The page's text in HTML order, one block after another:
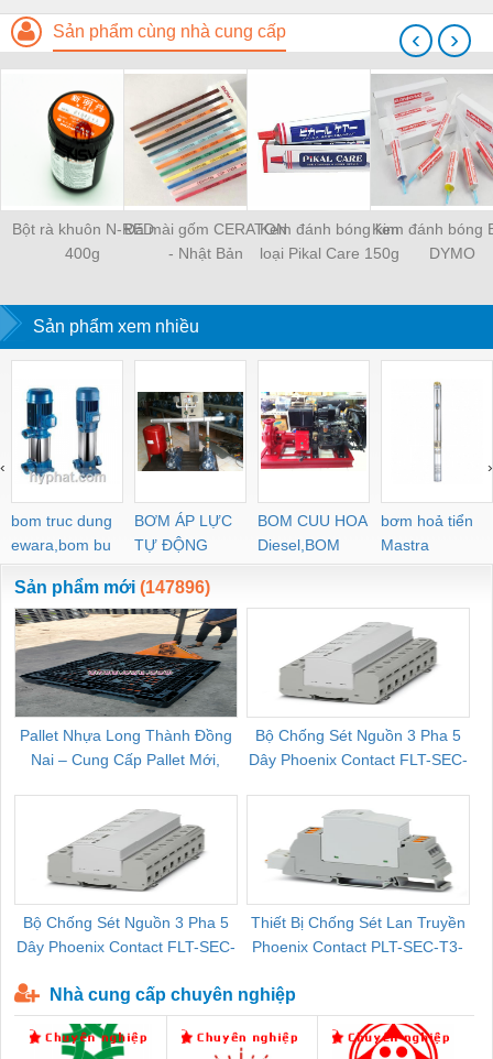
Sản phẩm cùng nhà cung cấp
Bột rà khuôn N-RED
400g
Đá mài gốm CERATON
- Nhật Bản
Kem đánh bóng kim
loại Pikal Care 150g
Kem đánh bóng
DYMO
‹ ›
Sản phẩm xem nhiều
bom truc dung
ewara,bom bu
ewara
BƠM ÁP LỰC
TỰ ĐỘNG
BOM CUU HOA
Diesel,BOM
CHUA CHAY
bơm hoả tiển
Mastra
‹ ›
Sản phẩm mới (147896)
Pallet Nhựa Long Thành Đồng
Nai – Cung Cấp Pallet Mới,
Bộ Chống Sét Nguồn 3 Pha 5
Dây Phoenix Contact FLT-SEC-
Bộ Chống Sét Nguồn 3 Pha 5
Dây Phoenix Contact FLT-SEC-
Thiết Bị Chống Sét Lan Truyền
Phoenix Contact PLT-SEC-T3-
Nhà cung cấp chuyên nghiệp